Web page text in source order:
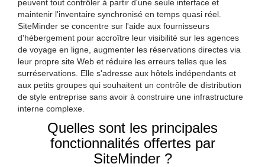
peuvent tout contrôler à partir d'une seule interface et
maintenir l'inventaire synchronisé en temps quasi réel.
SiteMinder se concentre sur l'aide aux fournisseurs
d'hébergement pour accroître leur visibilité sur les agences
de voyage en ligne, augmenter les réservations directes via
leur propre site Web et réduire les erreurs telles que les
surréservations. Elle s'adresse aux hôtels indépendants et
aux petits groupes qui souhaitent un contrôle de distribution
de style entreprise sans avoir à construire une infrastructure
interne complexe.
Quelles sont les principales
fonctionnalités offertes par
SiteMinder ?